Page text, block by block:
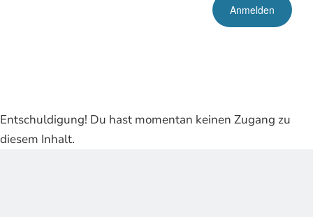
Entschuldigung! Du hast momentan keinen Zugang zu
diesem Inhalt.